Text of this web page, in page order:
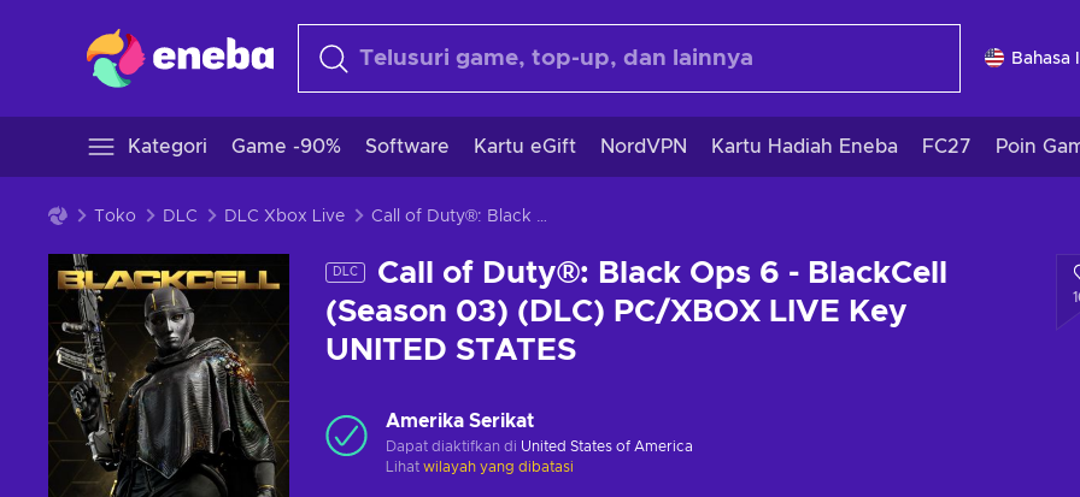
Bahasa
Kategori Game -90% Software Kartu eGift NordVPN Kartu Hadiah Eneba FC27 Poin
Toko DLC DLC Xbox Live Call of Duty®: Black Ops 6 - BlackCell (Season 03) (DLC) PC/XBOX LIVE Key UNITED STATES
DLC
Call of Duty®: Black Ops 6 - BlackCell
(Season 03) (DLC) PC/XBOX LIVE Key
UNITED STATES
Amerika Serikat
Dapat diaktifkan di United States of America
Lihat wilayah yang dibatasi